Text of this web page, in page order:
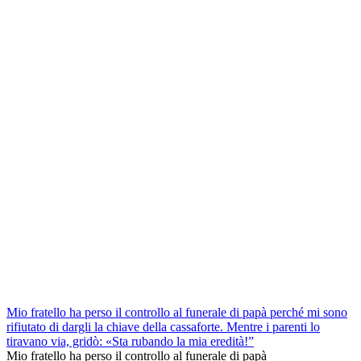
Mio fratello ha perso il controllo al funerale di papà perché mi sono
rifiutato di dargli la chiave della cassaforte. Mentre i parenti lo
tiravano via, gridò: «Sta rubando la mia eredità!”
Mio fratello ha perso il controllo al funerale di papà